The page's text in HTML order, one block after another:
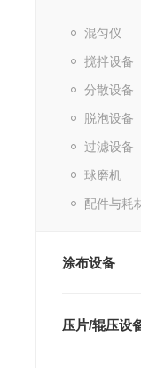
混匀仪
搅拌设备
分散设备
脱泡设备
过滤设备
球磨机
配件与耗
涂布设备
压片/辊压设